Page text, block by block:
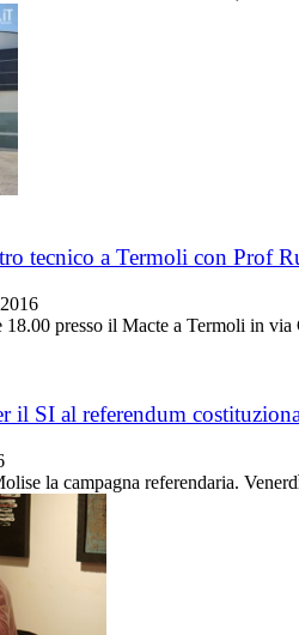
tecnico a Termoli con Prof
presso il Macte a Termoli in
il SI al referendum
la campagna referendaria.